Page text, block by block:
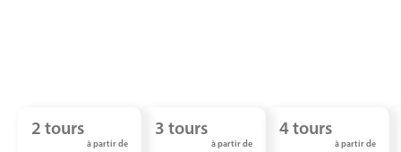
2 tours
à partir de
3 tours
à partir de
4 tours
à partir de